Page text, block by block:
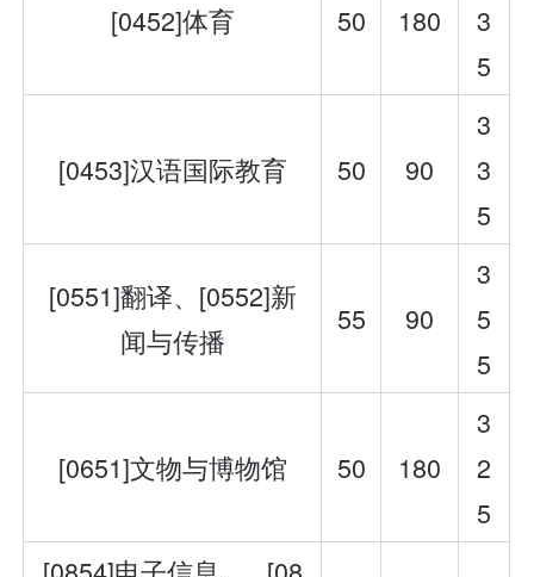
[0452]体育 50 180
3
5
[0453]汉语国际教育 50 90
3
3
5
[0551]翻译、[0552]新
闻与传播
55 90
3
5
5
[0651]文物与博物馆 50 180
3
2
5